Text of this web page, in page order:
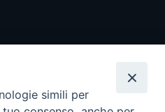
simili per